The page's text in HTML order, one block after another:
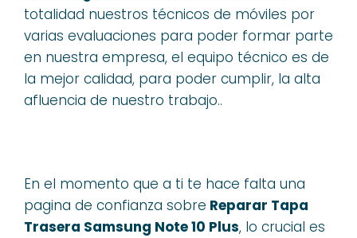
totalidad nuestros técnicos de móviles por
varias evaluaciones para poder formar parte
en nuestra empresa, el equipo técnico es de
la mejor calidad, para poder cumplir, la alta
afluencia de nuestro trabajo..
En el momento que a ti te hace falta una
pagina de confianza sobre Reparar Tapa
Trasera Samsung Note 10 Plus, lo crucial es